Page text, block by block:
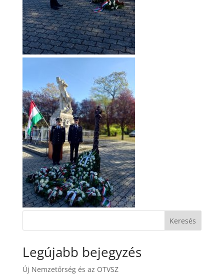
Keresés
Legújabb bejegyzés
Új Nemzetőrség és az OTVSZ